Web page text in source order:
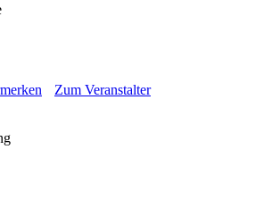
Zum Veranstalter